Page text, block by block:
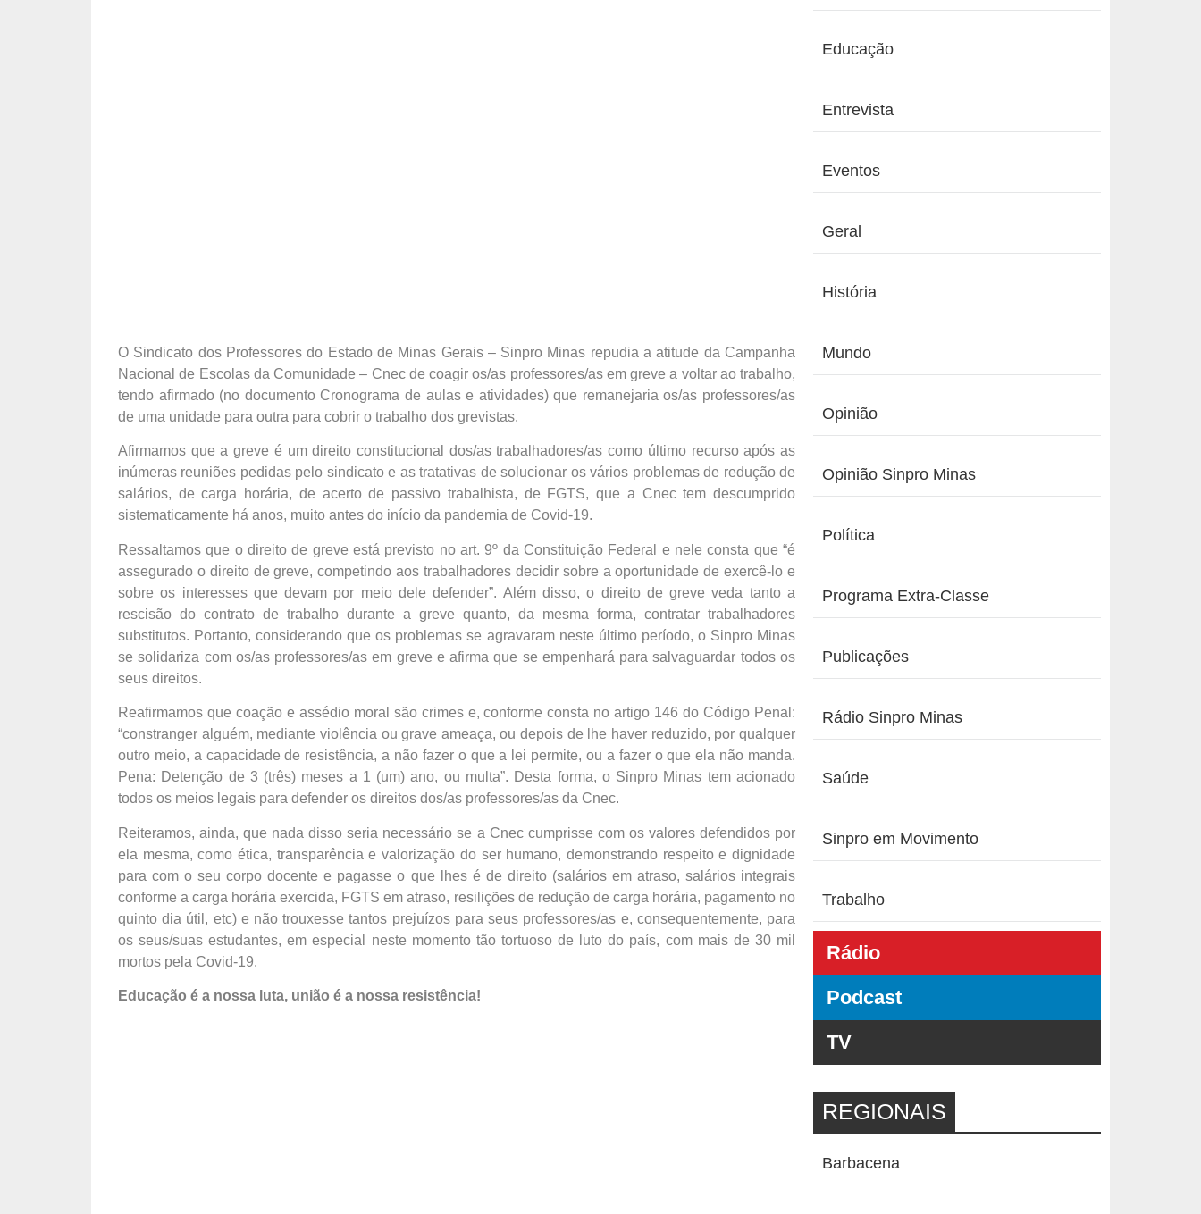
O Sindicato dos Professores do Estado de Minas Gerais – Sinpro Minas repudia a atitude da Campanha
Nacional de Escolas da Comunidade – Cnec de coagir os/as professores/as em greve a voltar ao trabalho,
tendo afirmado (no documento Cronograma de aulas e atividades) que remanejaria os/as professores/as
de uma unidade para outra para cobrir o trabalho dos grevistas.
Afirmamos que a greve é um direito constitucional dos/as trabalhadores/as como último recurso após as
inúmeras reuniões pedidas pelo sindicato e as tratativas de solucionar os vários problemas de redução de
salários, de carga horária, de acerto de passivo trabalhista, de FGTS, que a Cnec tem descumprido
sistematicamente há anos, muito antes do início da pandemia de Covid-19.
Ressaltamos que o direito de greve está previsto no art. 9º da Constituição Federal e nele consta que “é
assegurado o direito de greve, competindo aos trabalhadores decidir sobre a oportunidade de exercê-lo e
sobre os interesses que devam por meio dele defender”. Além disso, o direito de greve veda tanto a
rescisão do contrato de trabalho durante a greve quanto, da mesma forma, contratar trabalhadores
substitutos. Portanto, considerando que os problemas se agravaram neste último período, o Sinpro Minas
se solidariza com os/as professores/as em greve e afirma que se empenhará para salvaguardar todos os
seus direitos.
Reafirmamos que coação e assédio moral são crimes e, conforme consta no artigo 146 do Código Penal:
“constranger alguém, mediante violência ou grave ameaça, ou depois de lhe haver reduzido, por qualquer
outro meio, a capacidade de resistência, a não fazer o que a lei permite, ou a fazer o que ela não manda.
Pena: Detenção de 3 (três) meses a 1 (um) ano, ou multa”. Desta forma, o Sinpro Minas tem acionado
todos os meios legais para defender os direitos dos/as professores/as da Cnec.
Reiteramos, ainda, que nada disso seria necessário se a Cnec cumprisse com os valores defendidos por
ela mesma, como ética, transparência e valorização do ser humano, demonstrando respeito e dignidade
para com o seu corpo docente e pagasse o que lhes é de direito (salários em atraso, salários integrais
conforme a carga horária exercida, FGTS em atraso, resilições de redução de carga horária, pagamento no
quinto dia útil, etc) e não trouxesse tantos prejuízos para seus professores/as e, consequentemente, para
os seus/suas estudantes, em especial neste momento tão tortuoso de luto do país, com mais de 30 mil
mortos pela Covid-19.
Educação é a nossa luta, união é a nossa resistência!
Educação
Entrevista
Eventos
Geral
História
Mundo
Opinião
Opinião Sinpro Minas
Política
Programa Extra-Classe
Publicações
Rádio Sinpro Minas
Saúde
Sinpro em Movimento
Trabalho
Rádio
Podcast
TV
REGIONAIS
Barbacena